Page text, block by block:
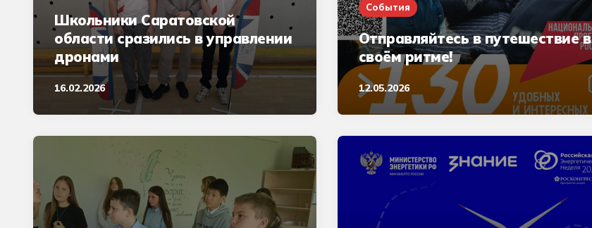
Школьники Саратовской
области сразились в управлении
дронами
16.02.2026
События
Отправляйтесь в путешествие в
своём ритме!
12.05.2026